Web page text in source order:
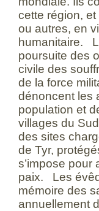
cette région,
ou autres, en
humanitaire.
poursuite des
civile des
de la force
dénoncent les
population et
villages du
des sites
de Tyr,
s’impose pour
paix. Les
mémoire des
annuellement